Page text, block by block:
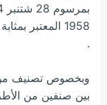
1958 المعتبر
.
وبخصوص تصنيف
بين صنفين من الأطر